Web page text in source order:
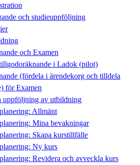
och studieuppföljning
och Examen
i Ladok (pilot)
(fördela i ärendekorg och tilldela
för Examen
uppföljning av utbildning
Allmänt
Mina bevakningar
Skapa kurstillfälle
Ny kurs
Revidera och avveckla kurs